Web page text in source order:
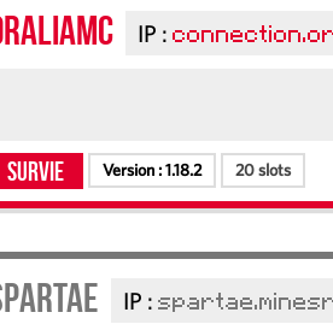
IP :
Survie Version :1.18.2 20 slots
IP :